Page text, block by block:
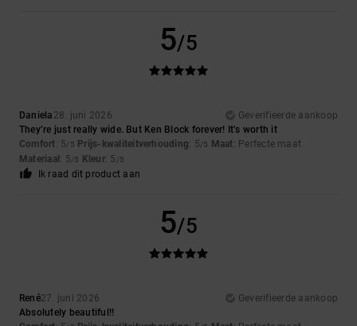
5/5
Daniela 28. juni 2026
Geverifieerde aankoop
They’re just really wide. But Ken Block forever! It’s worth it
Comfort: 5/5 Prijs-kwaliteitverhouding: 5/5 Maat: Perfecte maat
Materiaal : 5/5 Kleur: 5 /5
Ik raad dit product aan
5/5
René27. juni 2026
Geverifieerde aankoop
Absolutely beautiful!!